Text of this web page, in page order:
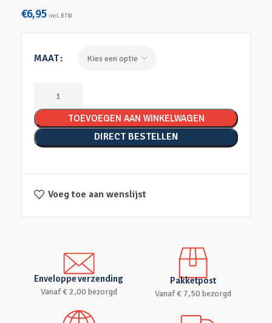
€6,95 incl. BTW
MAAT
TOEVOEGEN AAN WINKELWAGEN
DIRECT BESTELLEN
Voeg toe aan wenslijst
Enveloppe verzending
Vanaf € 2,00 bezorgd
Pakketpost
Vanaf € 7,50 bezorgd